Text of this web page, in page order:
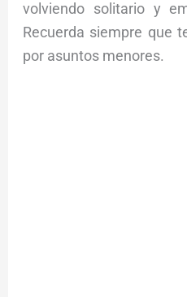
volviendo solitario y
Recuerda siempre que
por asuntos menores.